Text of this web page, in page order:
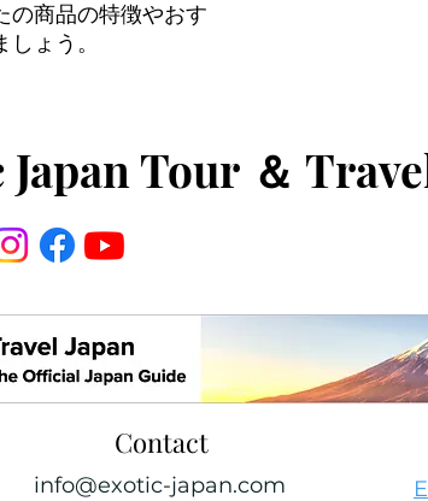
の商品の特徴やおす
ょう。
Tour ＆
Contact
info@exotic-japan.com